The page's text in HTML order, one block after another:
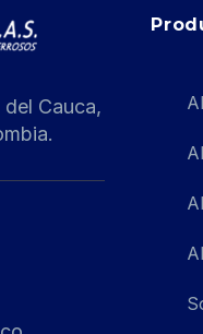
Cauca,